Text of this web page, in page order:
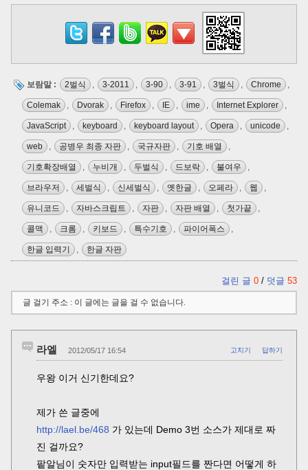
보람말 : 2벌식 , 3-2011 , 3-90 , 3-91 , 3벌식 , Chrome ,
Colemak , Dvorak , Firefox , IE , ime , Internet Explorer ,
JavaScript , keyboard , keyboard layout , Opera , unicode ,
web , 공병우 최종 자판 , 국규자판 , 기호 배열 ,
기호확장배열 , 누비개 , 두벌식 , 드보락 , 불여우 ,
브라우저 , 세벌식 , 신세벌식 , 옛한글 , 오페라 , 웹 ,
유니코드 , 자바스크립트 , 자판 , 자판 배열 , 첫가끝 ,
콜맥 , 크롬 , 키보드 , 특수기호 , 파이어폭스 ,
한글 입력기 , 한글 자판
걸린 글 0 / 덧글 53
글 걸기 주소 : 이 글에는 글을 걸 수 없습니다.
라엘 2012/05/17 16:54 고치기 답하기
우왕 이거 신기한데요?
제가 쓴 글중에
http://lael.be/468 가 있는데 Demo 3번 소스가 제대로 짜
진 걸까요?
팥알님이 숫자만 입력받는 input필드를 짠다면 어떻게 하